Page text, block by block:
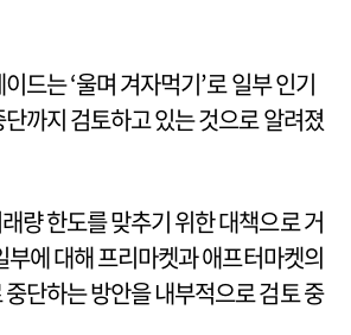
드는 ‘울며 겨자먹기’로 일부 인기
까지 검토하고 있는 것으로 알려졌
량 한도를 맞추기 위한 대책으로 거
부에 대해 프리마켓과 애프터마켓의
단하는 방안을 내부적으로 검토 중